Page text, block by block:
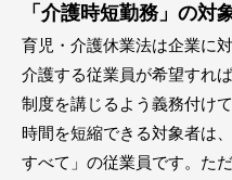
「介護時短勤務」の対
育児・介護休業法は企業に
介護する従業員が希望すれ
制度を講じるよう義務付け
時間を短縮できる対象者は
すべて」の従業員です。た